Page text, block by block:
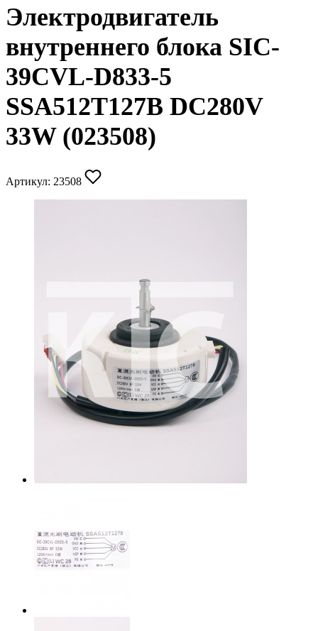
Электродвигатель
внутреннего блока SIC-
39CVL-D833-5
SSA512T127B DC280V
33W (023508)
Артикул: 23508